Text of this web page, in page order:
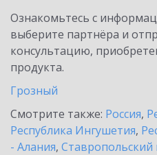
Ознакомьтесь с
выберите партнёра и
консультацию,
продукта.
Грозный
Смотрите также: Россия,
Республика Ингушетия,
- Алания, Ставропольский